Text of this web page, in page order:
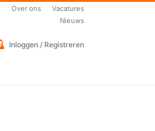
Over ons
Vacatures
Nieuws
Inloggen / Registreren